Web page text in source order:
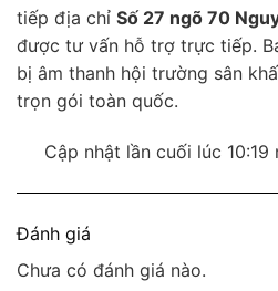
tiếp địa chỉ Số 27 ngõ 70
được tư vấn hỗ trợ trực tiếp.
bị âm thanh hội trường sân
trọn gói toàn quốc.
Cập nhật lần cuối lúc
Đánh giá
Chưa có đánh giá nào.